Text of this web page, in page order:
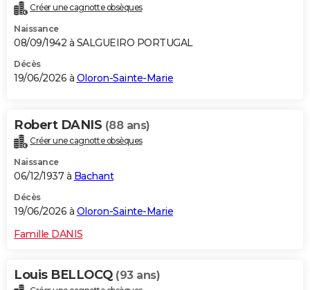
Créer une cagnotte obsèques
Naissance
08/09/1942 à SALGUEIRO PORTUGAL
Décès
19/06/2026 à Oloron-Sainte-Marie
Robert DANIS (88 ans)
Créer une cagnotte obsèques
Naissance
06/12/1937 à Bachant
Décès
19/06/2026 à Oloron-Sainte-Marie
Famille DANIS
Louis BELLOCQ (93 ans)